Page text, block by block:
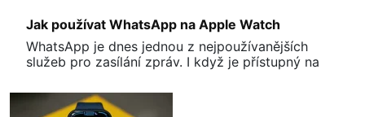
Jak používat WhatsApp na Apple Watch
WhatsApp je dnes jednou z nejpoužívanějších
služeb pro zasílání zpráv. I když je přístupný na